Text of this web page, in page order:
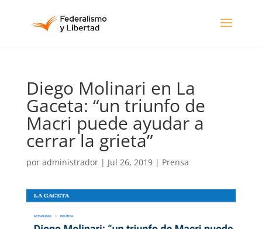
Diego Molinari en La
Gaceta: “un triunfo de
Macri puede ayudar a
cerrar la grieta”
por administrador| Jul 26, 2019| Prensa